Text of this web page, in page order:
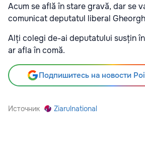
Acum se află în stare gravă, dar se
comunicat deputatul liberal
Alți colegi de-ai deputatului susțin
ar afla în comă.
Подпишитесь на новости
Источник Ziarulnational